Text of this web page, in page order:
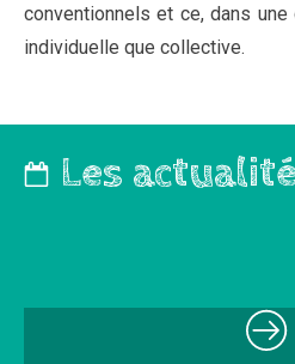
conventionnels et ce, dans une
individuelle que collective.
Les